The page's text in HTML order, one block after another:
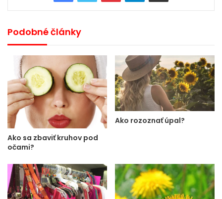
Podobné články
Ako sa zbaviť kruhov pod
očami?
Ako rozoznať úpal?